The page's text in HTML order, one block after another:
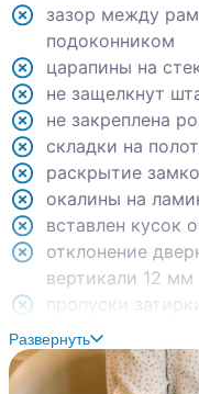
зазор между
подоконником
царапины на
не защелкнут
не закреплена
складки на
раскрытие
окалины на
вставлен кусок
отклонение
вертикали 12 мм
пропуски
ванной
мусор в
коротко
Развернуть